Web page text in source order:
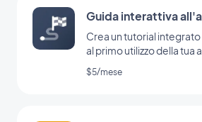
Guida interattiva
Crea un tutorial
al primo utilizzo della tua
$5/mese